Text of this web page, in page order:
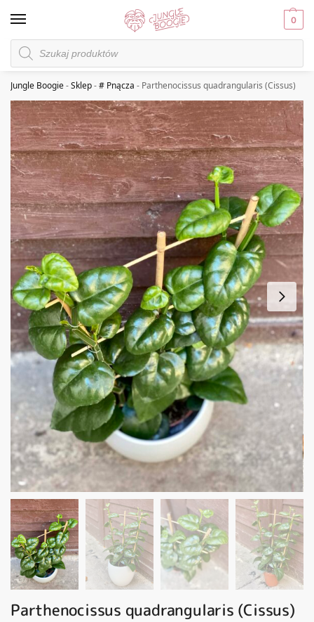
0
Jungle Boogie-Sklep-# Pnącza - Parthenocissus quadrangularis (Cissus)
Parthenocissus quadrangularis (Cissus)